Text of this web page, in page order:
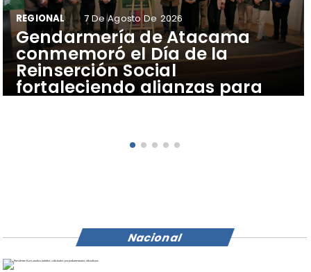
​Gendarmería de Atacama
conmemoró el Día de la
Reinserción Social
fortaleciendo alianzas para
generar nuevas
REGIONAL 7 De Agosto De 2026
Nacional